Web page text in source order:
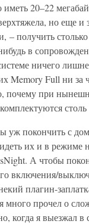
иметь 20–22
но еще
– получить
в
ничего
Memory Full ни за
почему при
уж покончить с
их и в
А чтобы
включения/
плагин-
много прочел о
когда я выезжал